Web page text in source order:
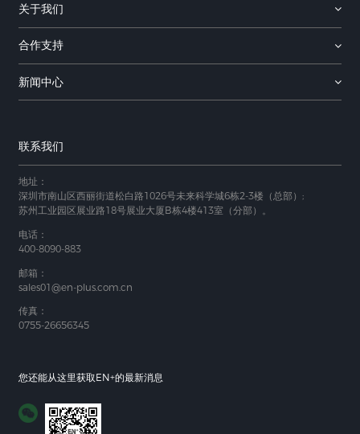
关于我们
合作支持
新闻中心
联系我们
地址：
深圳市南山区西丽街道松白路1026号未来科学城6栋2-3楼（总部）;
苏州工业园区展业路18号展业大厦B栋4楼413室（分部）。
电话：
400-8090-883
邮箱：
sales01@en-plus.com.cn
传真：
0755-26656345
您还能从这里获取EN+的最新消息